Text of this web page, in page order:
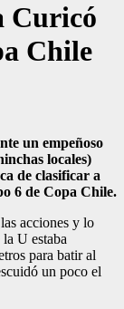
Curicó
Chile
un empeñoso
locales)
de clasificar a
6 de Copa Chile.
acciones y lo
U estaba
para batir al
un poco el